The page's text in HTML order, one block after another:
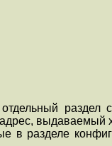
раздел
выдаваемый
разделе